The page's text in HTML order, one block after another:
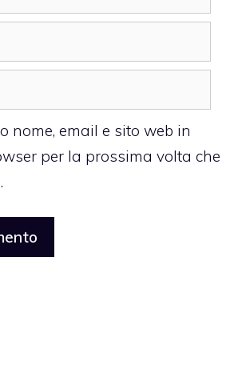
nome, email e sito web in
per la prossima volta che